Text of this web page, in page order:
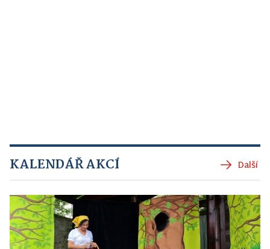
KALENDÁŘ AKCÍ Další